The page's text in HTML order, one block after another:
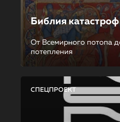
Библия катастроф
От Всемирного потопа
потепления
СПЕЦПРОЕКТ